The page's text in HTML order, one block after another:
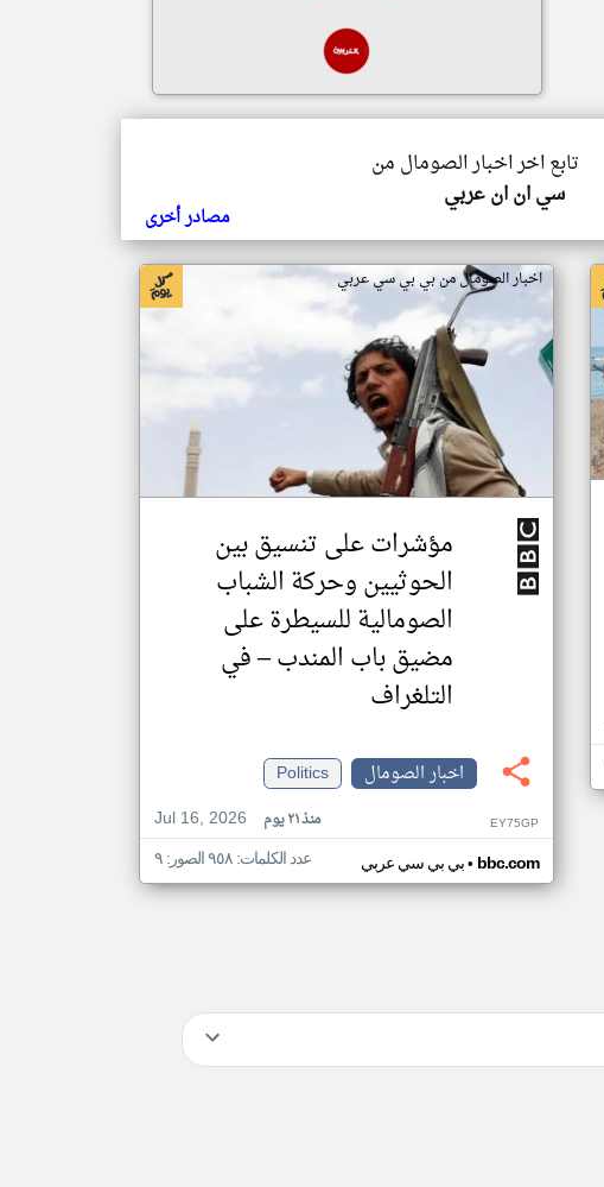
تابع اخر اخبار الصومال من
سي ان ان عربي
مصادر أخرى
اخبار الصومال من بي بي سي عربي
مؤشرات على تنسيق بين
الحوثيين وحركة الشباب
الصومالية للسيطرة على
مضيق باب المندب – في
التلغراف
اخبار الصومال
Politics
Jul 16, 2026
منذ ٢١ يوم EY75GP
بي بي سي عربي• bbc.com عدد الكلمات: ٩٥٨ الصور: ٩